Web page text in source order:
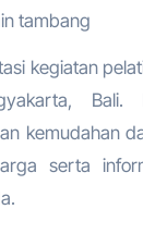
tambang
kegiatan
Bali.
kemudahan
serta